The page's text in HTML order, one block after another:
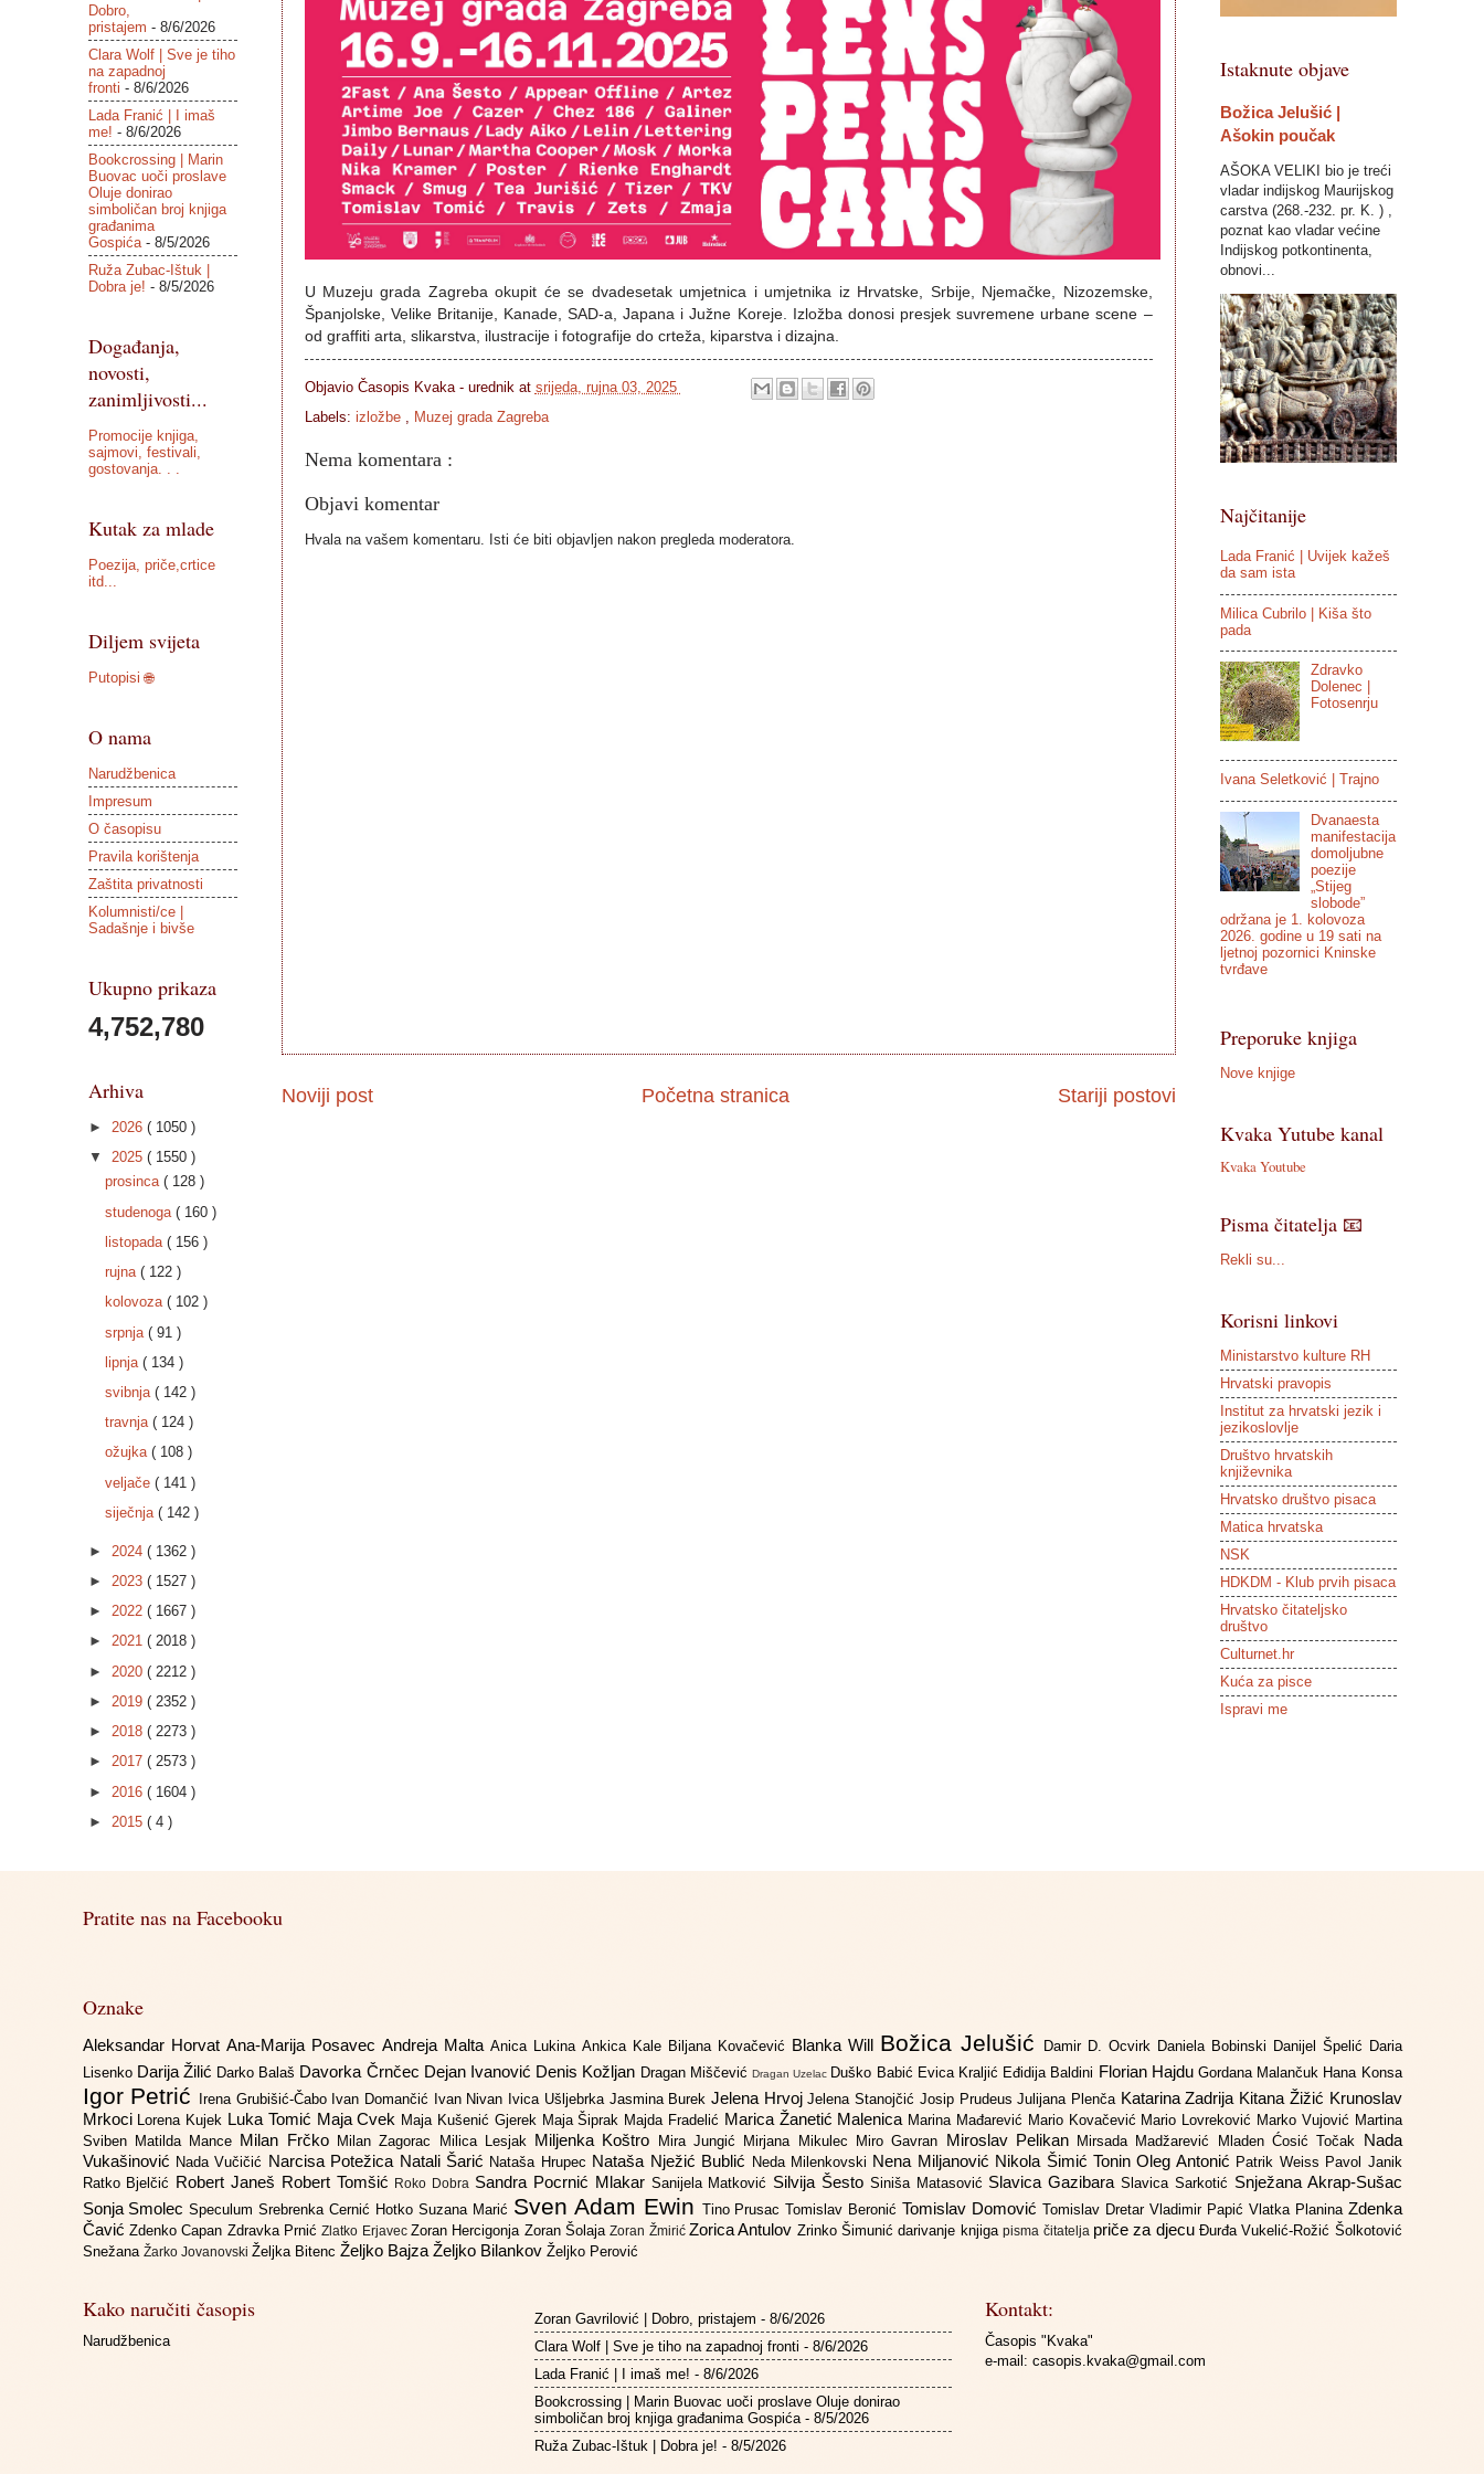
U Muzeju grada Zagreba okupit će se dvadesetak umjetnica i umjetnika iz Hrvatske, Srbije, Njemačke, Nizozemske,
Španjolske, Velike Britanije, Kanade, SAD-a, Japana i Južne Koreje. Izložba donosi presjek suvremene urbane scene –
od graffiti arta, slikarstva, ilustracije i fotografije do crteža, kiparstva i dizajna.
Objavio Časopis Kvaka - urednik at srijeda, rujna 03, 2025
Labels: izložbe , Muzej grada Zagreba
Nema komentara :
Objavi komentar
Hvala na vašem komentaru. Isti će biti objavljen nakon pregleda moderatora.
Noviji post Stariji postovi
Početna stranica
Dobro,
pristajem - 8/6/2026
Clara Wolf | Sve je tiho
na zapadnoj
fronti - 8/6/2026
Lada Franić | I imaš
me! - 8/6/2026
Bookcrossing | Marin
Buovac uoči proslave
Oluje donirao
simboličan broj knjiga
građanima
Gospića- 8/5/2026
Ruža Zubac-Ištuk |
Dobra je! - 8/5/2026
Događanja,
novosti,
zanimljivosti...
Promocije knjiga,
sajmovi, festivali,
gostovanja. . .
Kutak za mlade
Poezija, priče,crtice
itd...
Diljem svijeta
Putopisi 🌐
O nama
Narudžbenica
Impresum
O časopisu
Pravila korištenja
Zaštita privatnosti
Kolumnisti/ce |
Sadašnje i bivše
Ukupno prikaza
4,752,780
Arhiva
► 2026 ( 1050 )
▼ 2025 ( 1550 )
prosinca ( 128 )
studenoga ( 160 )
listopada ( 156 )
rujna ( 122 )
kolovoza ( 102 )
srpnja ( 91 )
lipnja ( 134 )
svibnja ( 142 )
travnja ( 124 )
ožujka ( 108 )
veljače ( 141 )
siječnja ( 142 )
► 2024 ( 1362 )
► 2023 ( 1527 )
► 2022 ( 1667 )
► 2021 ( 2018 )
► 2020 ( 2212 )
► 2019 ( 2352 )
► 2018 ( 2273 )
► 2017 ( 2573 )
► 2016 ( 1604 )
► 2015 ( 4 )
Istaknute objave
Božica Jelušić |
Ašokin poučak
AŠOKA VELIKI bio je treći
vladar indijskog Maurijskog
carstva (268.-232. pr. K. ) ,
poznat kao vladar većine
Indijskog potkontinenta,
obnovi...
Najčitanije
Lada Franić | Uvijek kažeš
da sam ista
Milica Cubrilo | Kiša što
pada
Zdravko
Dolenec |
Fotosenrju
Ivana Seletković | Trajno
Dvanaesta
manifestacija
domoljubne
poezije
„Stijeg
slobode”
održana je 1. kolovoza
2026. godine u 19 sati na
ljetnoj pozornici Kninske
tvrđave
Preporuke knjiga
Nove knjige
Kvaka Yutube kanal
Kvaka Youtube
Pisma čitatelja 📧
Rekli su...
Korisni linkovi
Ministarstvo kulture RH
Hrvatski pravopis
Institut za hrvatski jezik i
jezikoslovlje
Društvo hrvatskih
književnika
Hrvatsko društvo pisaca
Matica hrvatska
NSK
HDKDM - Klub prvih pisaca
Hrvatsko čitateljsko
društvo
Culturnet.hr
Kuća za pisce
Ispravi me
Pratite nas na Facebooku
Oznake
Aleksandar Horvat Ana-Marija Posavec Andreja Malta Anica Lukina Ankica Kale Biljana Kovačević Blanka Will Božica Jelušić Damir D. Ocvirk Daniela Bobinski Danijel Špelić Daria
Lisenko Darija Žilić Darko Balaš Davorka Črnčec Dejan Ivanović Denis Kožljan Dragan MiščevićDragan Uzelac Duško Babić Evica Kraljić Eđidija Baldini Florian Hajdu Gordana Malančuk Hana Konsa
Igor Petrić Irena Grubišić-Čabo Ivan Domančić Ivan Nivan Ivica Ušljebrka Jasmina BurekJelena HrvojJelena Stanojčić Josip PrudeusJulijana Plenča Katarina Zadrija Kitana Žižić Krunoslav
Mrkoci Lorena Kujek Luka Tomić Maja Cvek Maja Kušenić Gjerek Maja Šiprak Majda Fradelić Marica Žanetić Malenica Marina Mađarević Mario Kovačević Mario Lovreković Marko Vujović Martina
Sviben Matilda Mance Milan Frčko Milan Zagorac Milica Lesjak Miljenka Koštro Mira Jungić Mirjana Mikulec Miro Gavran Miroslav Pelikan Mirsada Madžarević Mladen Ćosić Točak
Nada
Vukašinović Nada Vučičić Narcisa Potežica Natali Šarić Nataša Hrupec Nataša Nježić Bublić Neda Milenkovski Nena Miljanović Nikola Šimić ToninOleg Antonić Patrik Weiss Pavol Janik
Ratko Bjelčić Robert Janeš Robert Tomšić Roko Dobra Sandra Pocrnić Mlakar Sanijela Matković Silvija Šesto Siniša Matasović Slavica GazibaraSlavica Sarkotić Snježana Akrap-Sušac
Sonja SmolecSpeculumSrebrenka Cernić Hotko Suzana Marić Sven Adam Ewin Tino PrusacTomislav Beronić Tomislav DomovićTomislav Dretar Vladimir Papić Vlatka Planina Zdenka
Čavić Zdenko Capan Zdravka PrnićZlatko Erjavec Zoran Hercigonja Zoran ŠolajaZoran ŽmirićZorica Antulov Zrinko Šimunićdarivanje knjigapisma čitatelja priče za djecu Đurđa Vukelić-Rožić Šolkotović
Snežana Žarko Jovanovski Željka Bitenc Željko BajzaŽeljko Bilankov Željko Perović
Kako naručiti časopis
Narudžbenica
Zoran Gavrilović | Dobro, pristajem - 8/6/2026
Clara Wolf | Sve je tiho na zapadnoj fronti - 8/6/2026
Lada Franić | I imaš me! - 8/6/2026
Bookcrossing | Marin Buovac uoči proslave Oluje donirao
simboličan broj knjiga građanima Gospića- 8/5/2026
Ruža Zubac-Ištuk | Dobra je! - 8/5/2026
Kontakt:
Časopis "Kvaka"
e-mail: casopis.kvaka@gmail.com